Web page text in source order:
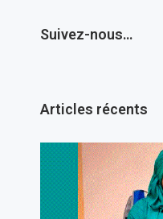
Suivez-nous…
Articles récents